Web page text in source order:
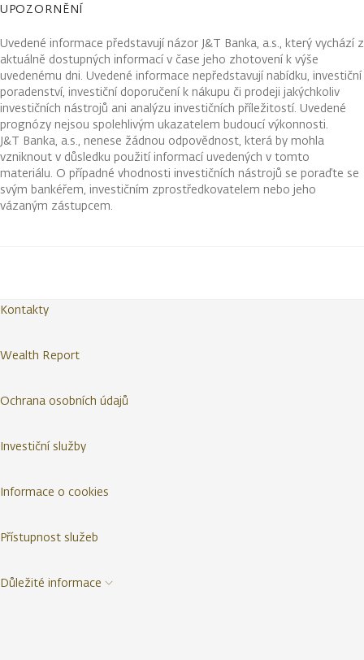
UPOZORNĚNÍ
Uvedené informace představují názor J&T Banka, a.s., který vychází z
aktuálně dostupných informací v čase jeho zhotovení k výše
uvedenému dni. Uvedené informace nepředstavují nabídku, investiční
poradenství, investiční doporučení k nákupu či prodeji jakýchkoliv
investičních nástrojů ani analýzu investičních příležitostí. Uvedené
prognózy nejsou spolehlivým ukazatelem budoucí výkonnosti.
J&T Banka, a.s., nenese žádnou odpovědnost, která by mohla
vzniknout v důsledku použití informací uvedených v tomto
materiálu. O případné vhodnosti investičních nástrojů se poraďte se
svým bankéřem, investičním zprostředkovatelem nebo jeho
vázaným zástupcem.
Kontakty
Wealth Report
Ochrana osobních údajů
Investiční služby
Informace o cookies
Přístupnost služeb
Důležité informace